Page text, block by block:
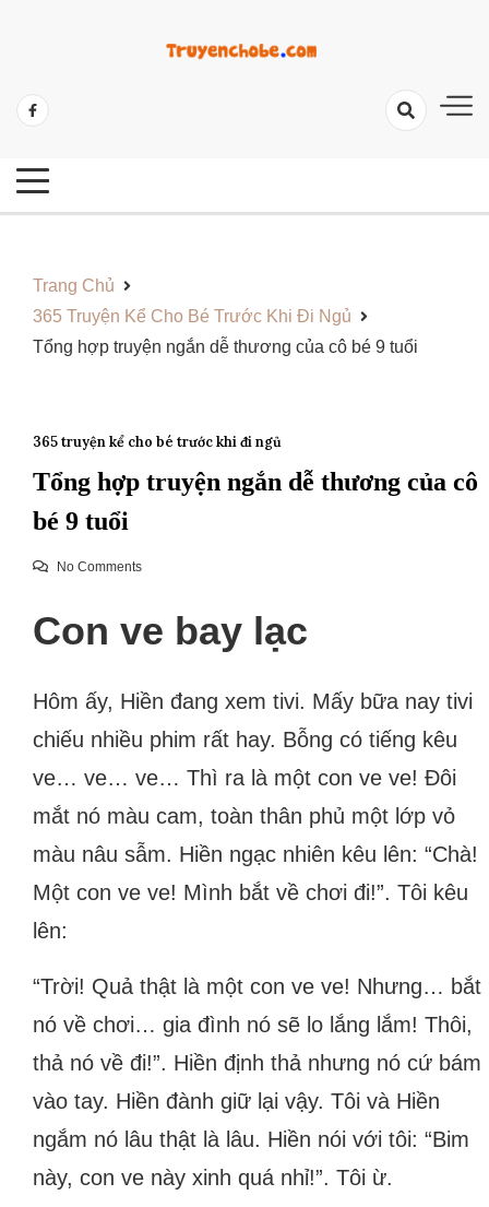
Những Câu Truyện Hay Cho Bé
Trang Chủ
365 Truyện Kể Cho Bé Trước Khi Đi Ngủ
Tổng hợp truyện ngắn dễ thương của cô bé 9 tuổi
365 truyện kể cho bé trước khi đi ngủ
Tổng hợp truyện ngắn dễ thương của cô
bé 9 tuổi
No Comments
Con ve bay lạc
Hôm ấy, Hiền đang xem tivi. Mấy bữa nay tivi
chiếu nhiều phim rất hay. Bỗng có tiếng kêu
ve… ve… ve… Thì ra là một con ve ve! Đôi
mắt nó màu cam, toàn thân phủ một lớp vỏ
màu nâu sẫm. Hiền ngạc nhiên kêu lên: “Chà!
Một con ve ve! Mình bắt về chơi đi!”. Tôi kêu
lên:
“Trời! Quả thật là một con ve ve! Nhưng… bắt
nó về chơi… gia đình nó sẽ lo lắng lắm! Thôi,
thả nó về đi!”. Hiền định thả nhưng nó cứ bám
vào tay. Hiền đành giữ lại vậy. Tôi và Hiền
ngắm nó lâu thật là lâu. Hiền nói với tôi: “Bim
này, con ve này xinh quá nhỉ!”. Tôi ừ.